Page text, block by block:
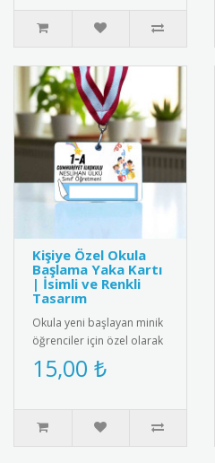
Kişiye Özel Okula
Başlama Yaka Kartı
| İsimli ve Renkli
Tasarım
Okula yeni başlayan minik
öğrenciler için özel olarak
hazırlanan isimli yaka
kartları ile okula başl..
15,00 ₺